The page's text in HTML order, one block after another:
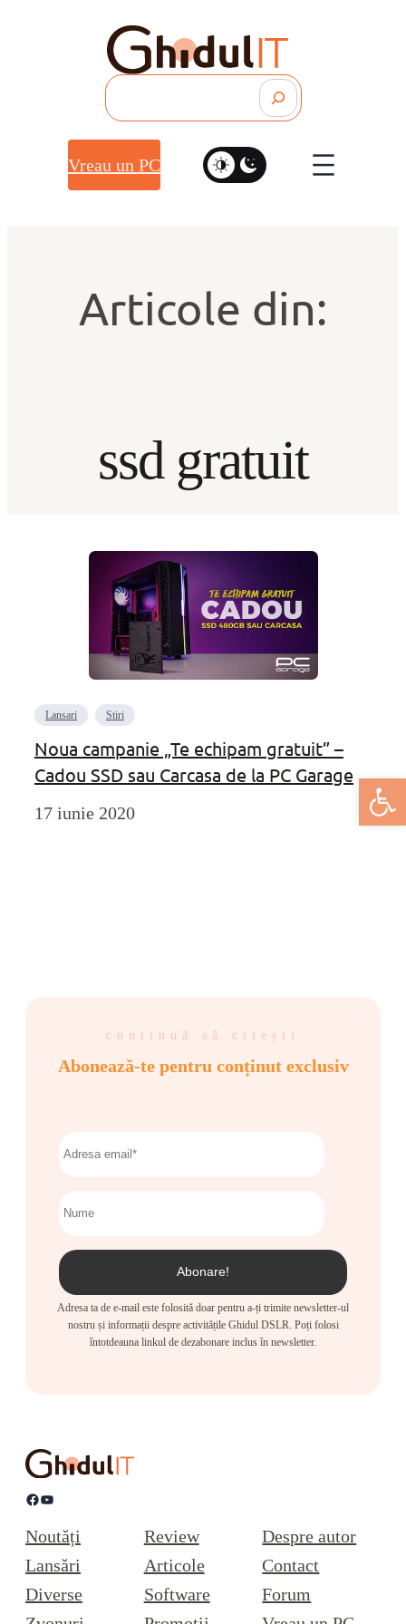
Deschide
Vreau un PC
Articole din:
ssd gratuit
Lansari Stiri
Noua campanie „Te echipam gratuit” –
Cadou SSD sau Carcasa de la PC Garage
17 iunie 2020
continuă să citești
Abonează-te pentru conținut exclusiv
Adresa ta de e-mail este folosită doar pentru a-ți trimite newsletter-ul
nostru și informații despre activitățile Ghidul DSLR. Poți folosi
întotdeauna linkul de dezabonare inclus în newsletter.
Facebook YouTube
Noutăți
Lansări
Diverse
Review
Articole
Software
Despre autor
Contact
Forum